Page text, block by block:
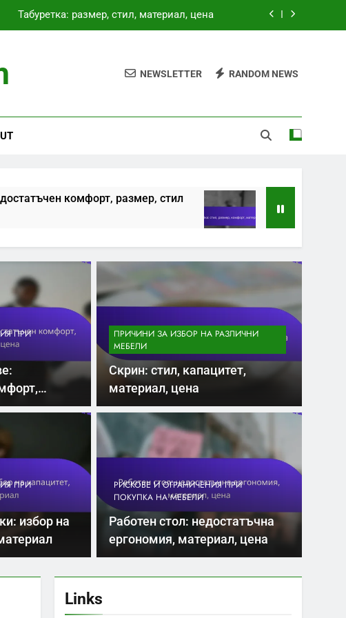
недостатъчен комфорт, размер, стил
маса: размер, форма, материал, стил
недостатъчен комфорт, размер, стил
NEWSLETTER RANDOM NEWS
размер, стил Пейка: стил, размер,
5 Months Ago
ПРИЧИНИ ЗА ИЗБОР НА РАЗЛИЧНИ МЕБЕЛИ 5 Months Ago
Пейка: стил, размер,
материал
Изборът на пейка за градината е важен процес, който
към детайлите като стил,…
ПРИ
ПРИЧИНИ ЗА ИЗБОР НА РАЗЛИЧНИ
МЕБЕЛИ
Скрин: стил, капацитет,
материал, цена
ПРИ
избор на
РИСКОВЕ И ОГРАНИЧЕНИЯ ПРИ
ПОКУПКА НА МЕБЕЛИ
Работен стол: недостатъчна
ергономия, материал, цена
Links